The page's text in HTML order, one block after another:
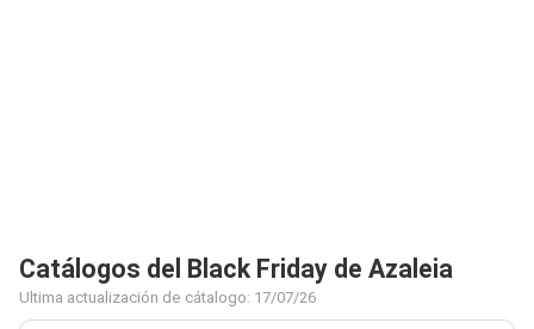
Catálogos del Black Friday de Azaleia
Ultima actualización de cátalogo: 17/07/26